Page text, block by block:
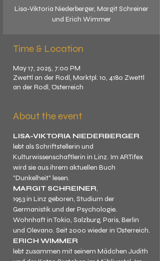
Lisa-Viktoria Niederberger, Margit Schreiner
und Erich Wimmer
Time & Location
May 17, 2025, 7:00 PM
Zwettl an der Rodl, Marktpl. 10, 4180 Zwettl
an der Rodl, Österreich
About the event
LISA-VIKTORIA NIEDERBERGER
lebt als Schriftstellerin und
Kulturwissenschaftlerin in Linz. Im ARTifex
wird sie aus ihrem aktuellen Buch
"Dunkelheit" lesen.
MARGIT SCHREINER,
1953 in Linz geboren, Studium der
Germanistik und der Psychologie.
Wohnhaft in Tokio, Salzburg, Paris, Berlin
und Olevano. Seit 2000 wieder in Österreich.
ERICH WIMMER
lebt zusammen mit seinem Mädchen Judith